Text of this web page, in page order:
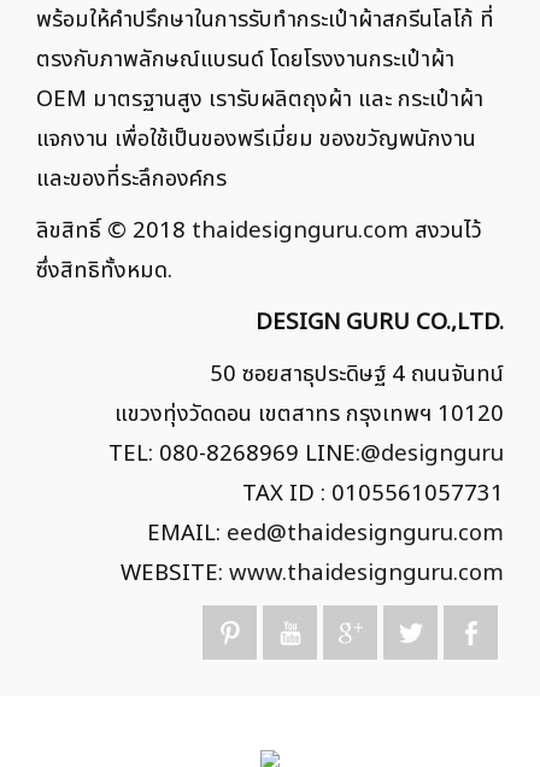
พร้อมให้คำปรึกษาในการรับทำกระเป๋าผ้าสกรีนโลโก้ ที่
ตรงกับภาพลักษณ์แบรนด์ โดยโรงงานกระเป๋าผ้า
OEM มาตรฐานสูง เรารับผลิตถุงผ้า และ กระเป๋าผ้า
แจกงาน เพื่อใช้เป็นของพรีเมี่ยม ของขวัญพนักงาน
และของที่ระลึกองค์กร
ลิขสิทธิ์ © 2018 thaidesignguru.com สงวนไว้
ซึ่งสิทธิทั้งหมด.
DESIGN GURU CO.,LTD.
50 ซอยสาธุประดิษฐ์ 4 ถนนจันทน์
แขวงทุ่งวัดดอน เขตสาทร กรุงเทพฯ 10120
TEL: 080-8268969 LINE:@designguru
TAX ID : 0105561057731
EMAIL: eed@thaidesignguru.com
WEBSITE: www.thaidesignguru.com